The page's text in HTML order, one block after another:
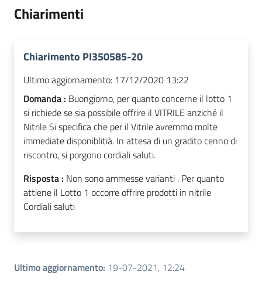
Chiarimenti
Chiarimento PI350585-20
Ultimo aggiornamento: 17/12/2020 13:22
Domanda : Buongiorno, per quanto concerne il lotto 1
si richiede se sia possibile offrire il VITRILE anziché il
Nitrile Si specifica che per il Vitrile avremmo molte
immediate disponiblitià. In attesa di un gradito cenno di
riscontro, si porgono cordiali saluti.
Risposta : Non sono ammesse varianti . Per quanto
attiene il Lotto 1 occorre offrire prodotti in nitrile
Cordiali saluti
Ultimo aggiornamento: 19-07-2021, 12:24